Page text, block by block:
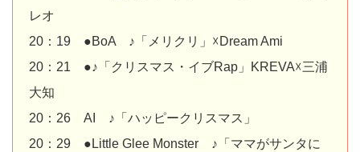
レオ
20：19 ●BoA ♪「メリクリ」☓Dream Ami
20：21 ●♪「クリスマス・イブRap」KREVA☓三浦
大知
20：26 AI ♪「ハッピークリスマス」
20：29 ●Little Glee Monster ♪「ママがサンタに